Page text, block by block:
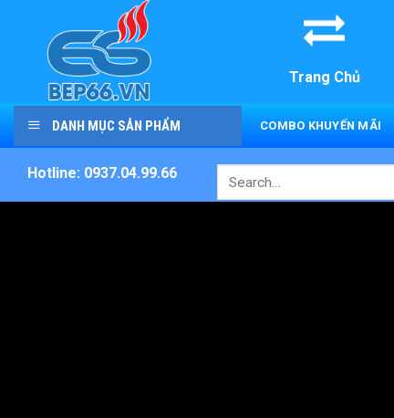
content
Trang Chủ
DANH MỤC SẢN PHẨM COMBO KHUYẾN MÃI
Hotline: 0937.04.99.66
Search
for: